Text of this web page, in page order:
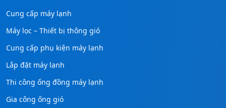
Cung cấp máy lạnh
Máy lọc – Thiết bị thông gió
Cung cấp phụ kiện máy lạnh
Lắp đặt máy lạnh
Thi công ống đồng máy lạnh
Gia công ống gió